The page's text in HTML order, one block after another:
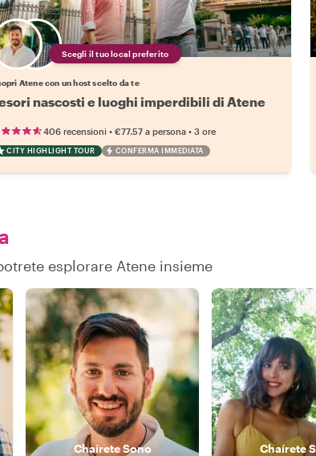
Scegli il tuo local preferito
Atene con un host scelto da te
nascosti e luoghi imperdibili di Atene
406 recensioni •€77.57 a persona •3 ore
CITY HIGHLIGHT TOUR CONFERMA IMMEDIATA
esplorare Atene insieme
Chaírete Sono Chaírete